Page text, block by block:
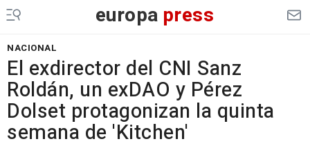
europa press
NACIONAL
El exdirector del CNI Sanz
Roldán, un exDAO y Pérez
Dolset protagonizan la quinta
semana de 'Kitchen'